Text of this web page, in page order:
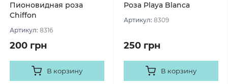
Пионовидная роза
Chiffon
Артикул: 8316
200 грн
В корзину
Роза Playa Blanca
Артикул: 8309
250 грн
В корзину